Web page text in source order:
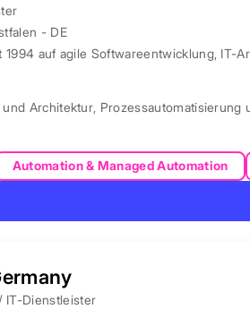
- DE
auf agile Softwareentwicklung, IT-
Architektur, Prozessautomatisierung
Automation & Managed Automation
IT-Dienstleister